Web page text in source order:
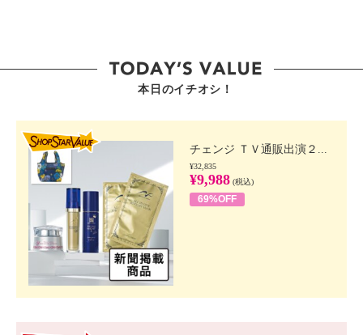
本日のイチオシ！
チェンジ ＴＶ通販出演２...
¥32,835
¥9,988 (税込)
69%OFF